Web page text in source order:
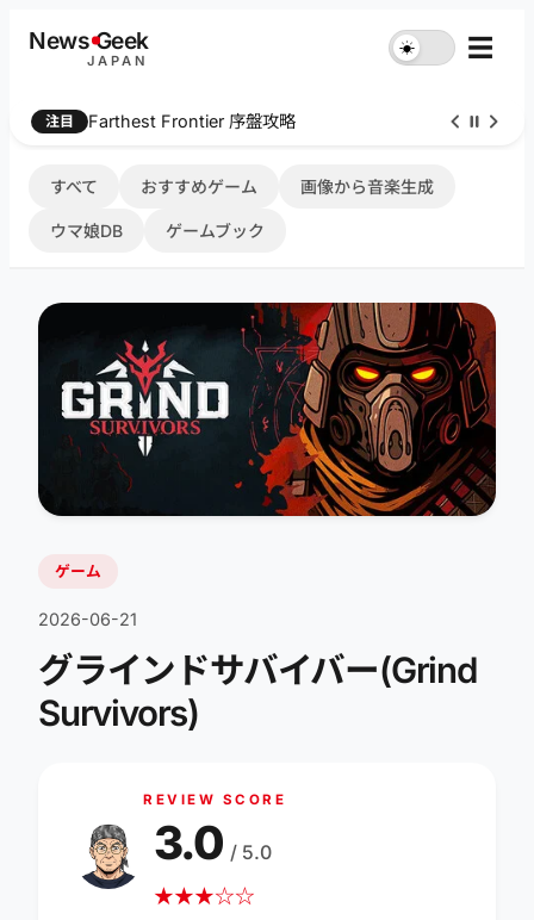
NewsGeek
JAPAN
☀︎ ☰
注目 Farthest Frontier 序盤攻略
すべて おすすめゲーム 画像から音楽生成
ウマ娘DB ゲームブック
ゲーム
2026-06-21
グラインドサバイバー(Grind
Survivors)
REVIEW SCORE
★★★☆☆
3.0 / 5.0